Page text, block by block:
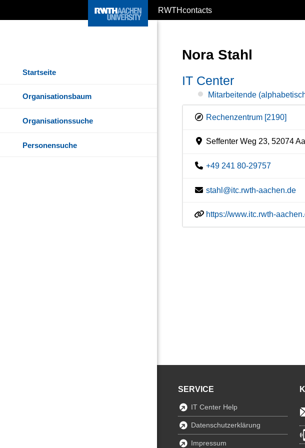
RWTHcontacts
Startseite
Organisationsbaum
Organisationssuche
Personensuche
Nora Stahl
IT Center
Mitarbeitende
Rechenzentrum [2190]
Seffenter Weg 23, 52074
+49 241 80-29757
stahl@itc.rwth-aachen.de
https://www.itc.rwth-
SERVICE
IT Center Help
Datenschutzerklärung
Impressum